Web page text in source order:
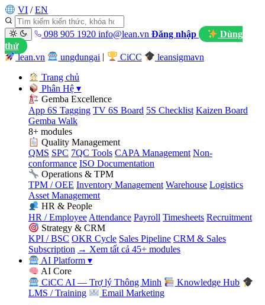
VI / EN
098 905 1920 info@lean.vn Đăng nhập
Dùng
thử
lean.vn
ungdungai CiCC leansigmavn
Trang chủ
Phân Hệ▾
Gemba Excellence
App 6S Tagging TV 6S Board 5S Checklist Kaizen Board
Gemba Walk
8+ modules
Quality Management
QMS SPC 7QC Tools CAPA Management Non-
conformance ISO Documentation
Operations & TPM
TPM / OEE Inventory Management Warehouse Logistics
Asset Management
HR & People
HR / Employee Attendance Payroll Timesheets Recruitment
Strategy & CRM
KPI / BSC OKR Cycle Sales Pipeline CRM & Sales
Subscription → Xem tất cả 45+ modules
AI Platform▾
AI Core
CiCC AI — Trợ lý Thông Minh
Knowledge Hub
LMS / Training
Email Marketing